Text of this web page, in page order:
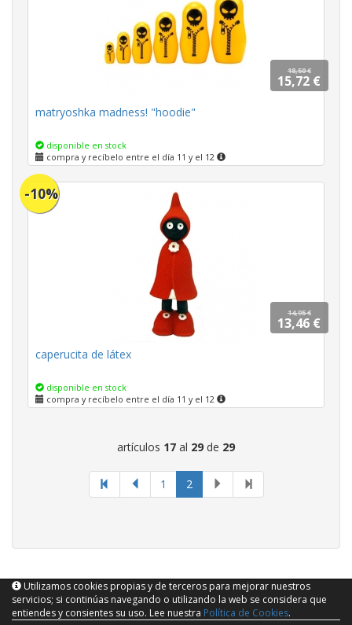
18,50 €
15,72 €
matryoshka madness! "hoodie"
disponible en stock
compra y recíbelo entre el día 11 y el 12
-10%
14,95 €
13,46 €
caperucita de látex
disponible en stock
compra y recíbelo entre el día 11 y el 12
artículos 17 al 29 de 29
1 2página
actual
Utilizamos cookies propias y de terceros para mejorar nuestros
servicios; si continúas navegando o utilizando la web se considera que
entiendes y consientes su uso. Lee nuestra Política de Cookies.